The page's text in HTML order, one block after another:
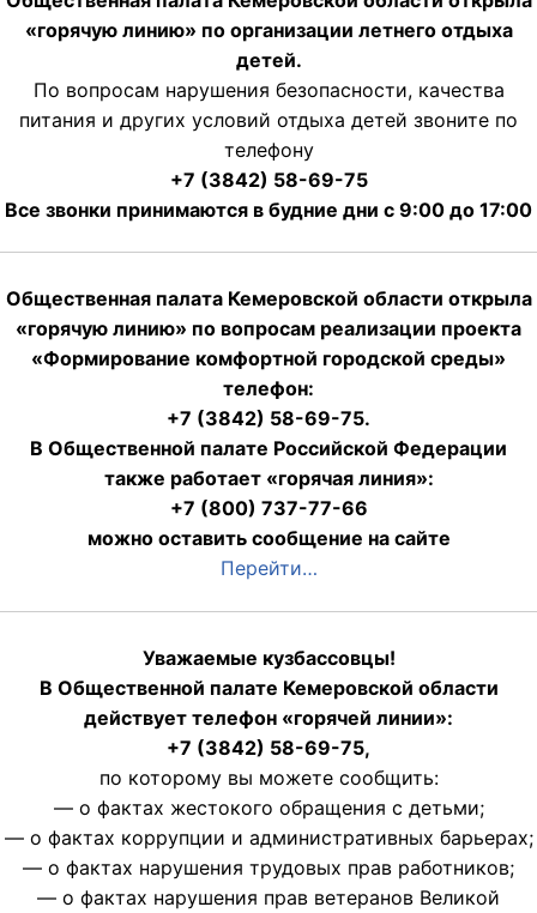
«горячую линию» по организации летнего отдыха
детей.
По вопросам нарушения безопасности, качества
питания и других условий отдыха детей звоните по
телефону
+7 (3842) 58-69-75
Все звонки принимаются в будние дни с 9:00 до 17:00
Общественная палата Кемеровской области открыла
«горячую линию» по вопросам реализации проекта
«Формирование комфортной городской среды»
телефон:
+7 (3842) 58-69-75.
В Общественной палате Российской Федерации
также работает «горячая линия»:
+7 (800) 737-77-66
можно оставить сообщение на сайте
Перейти…
Уважаемые кузбассовцы!
В Общественной палате Кемеровской области
действует телефон «горячей линии»:
+7 (3842) 58-69-75,
по которому вы можете сообщить:
— о фактах жестокого обращения с детьми;
— о фактах коррупции и административных барьерах;
— о фактах нарушения трудовых прав работников;
— о фактах нарушения прав ветеранов Великой